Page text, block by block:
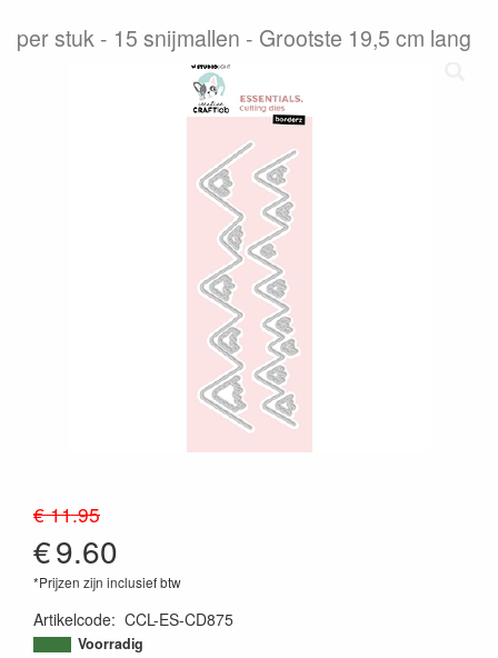
per stuk 15 snijmallen - Grootste 19,5 cm lang
€ 11.95
€9.60
*Prijzen zijn inclusief btw
Artikelcode: CCL-ES-CD875
8713943153888
Voorradig